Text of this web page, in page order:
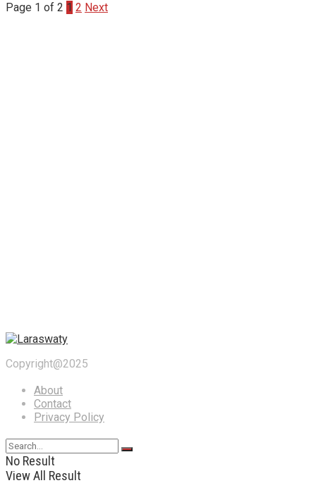
Page 1 of 2 1 2 Next
Copyright@2025
About
Contact
Privacy Policy
No Result
View All Result